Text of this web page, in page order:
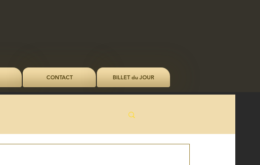
CONTACT BILLET du JOUR